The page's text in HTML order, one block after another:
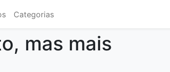
Categorias
mas mais